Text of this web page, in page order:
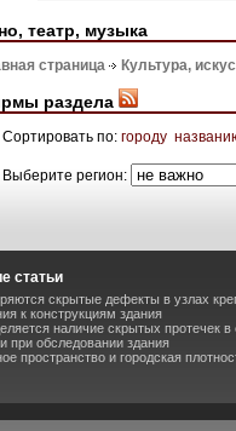
театр, музыка
страница Культура,
раздела
Сортировать по: городу
Выберите регион:
статьи
скрытые дефекты в узлах
к конструкциям здания
наличие скрытых протечек
при обследовании здания
пространство и городская